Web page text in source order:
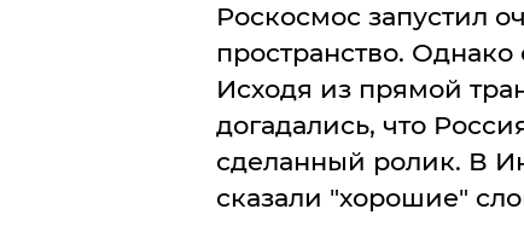
Роскосмос запустил
пространство.
Исходя из прямой
догадались, что
сделанный ролик. В
сказали "хорошие"